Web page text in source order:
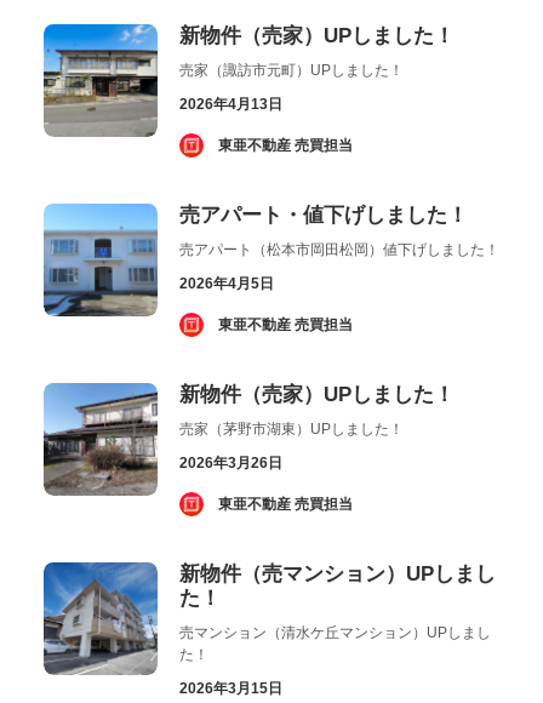
新物件（売家）UPしました！
売家（諏訪市元町）UPしました！
2026年4月13日
­ 東亜不動産 売買担当
売アパート・値下げしました！
売アパート（松本市岡田松岡）値下げしました！
2026年4月5日
­ 東亜不動産 売買担当
新物件（売家）UPしました！
売家（茅野市湖東）UPしました！
2026年3月26日
­ 東亜不動産 売買担当
新物件（売マンション）UPしまし
た！
売マンション（清水ケ丘マンション）UPしまし
た！
2026年3月15日